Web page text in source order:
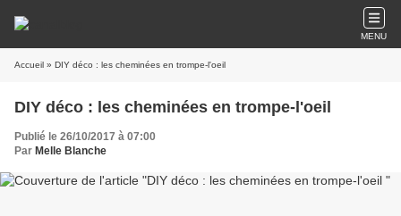
MENU
Accueil » DIY déco : les cheminées en trompe-l'oeil
DIY déco : les cheminées en trompe-l'oeil
Publié le 26/10/2017 à 07:00
Par Melle Blanche